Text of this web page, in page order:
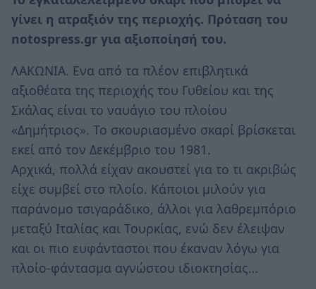
γίνει η ατραξιόν της περιοχής. Πρόταση του
notospress.gr για αξιοποίησή του.
ΛΑΚΩΝΙΑ. Ενα από τα πλέον επιβλητικά
αξιοθέατα της περιοχής του Γυθείου και της
Σκάλας είναι το ναυάγιο του πλοίου
«Δημήτριος». Το σκουριασμένο σκαρί βρίσκεται
εκεί από τον Δεκέμβριο του 1981.
Αρχικά, πολλά είχαν ακουστεί για το τι ακριβώς
είχε συμβεί στο πλοίο. Κάποιοι μιλούν για
παράνομο τσιγαράδικο, άλλοι για λαθρεμπόριο
μεταξύ Ιταλίας και Τουρκίας, ενώ δεν έλειψαν
και οι πιο ευφάνταστοι που έκαναν λόγω για
πλοίο-φάντασμα αγνώστου ιδιοκτησίας…